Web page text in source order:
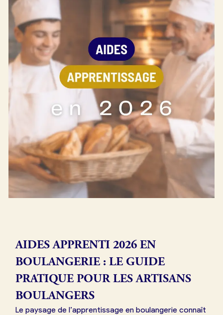
Boulangerie
Je référence
ma
boulangerie
Je crée mon compte Connexion
AIDES APPRENTI 2026 EN
BOULANGERIE : LE GUIDE
PRATIQUE POUR LES ARTISANS
BOULANGERS
Le paysage de l’apprentissage en boulangerie connaît